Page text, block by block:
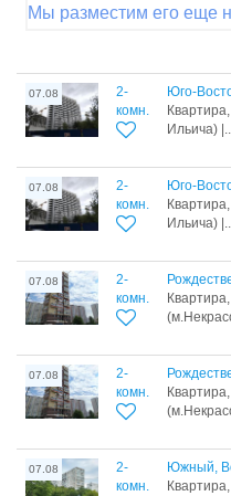
Мы разместим его еще
07.08
2-
комн.
Юго-
Ильича)
07.08
2-
комн.
Юго-
Ильича)
07.08
2-
комн.
07.08
2-
комн.
07.08
2-
комн.
Южный,